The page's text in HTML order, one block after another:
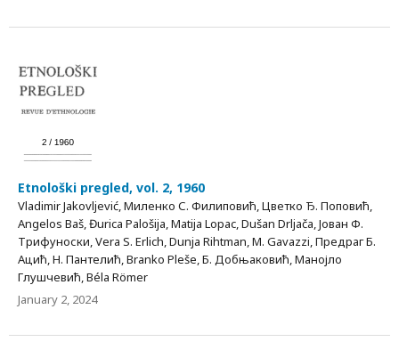
Etnološki pregled, vol. 2, 1960
Vladimir Jakovljević, Миленко С. Филиповић, Цветко Ђ. Поповић,
Angelos Baš, Đurica Palošija, Matija Lopac, Dušan Drljača, Јован Ф.
Трифуноски, Vera S. Erlich, Dunja Rihtman, M. Gavazzi, Предраг Б.
Ацић, Н. Пантелић, Branko Pleše, Б. Добњаковић, Манојло
Глушчевић, Béla Römer
January 2, 2024